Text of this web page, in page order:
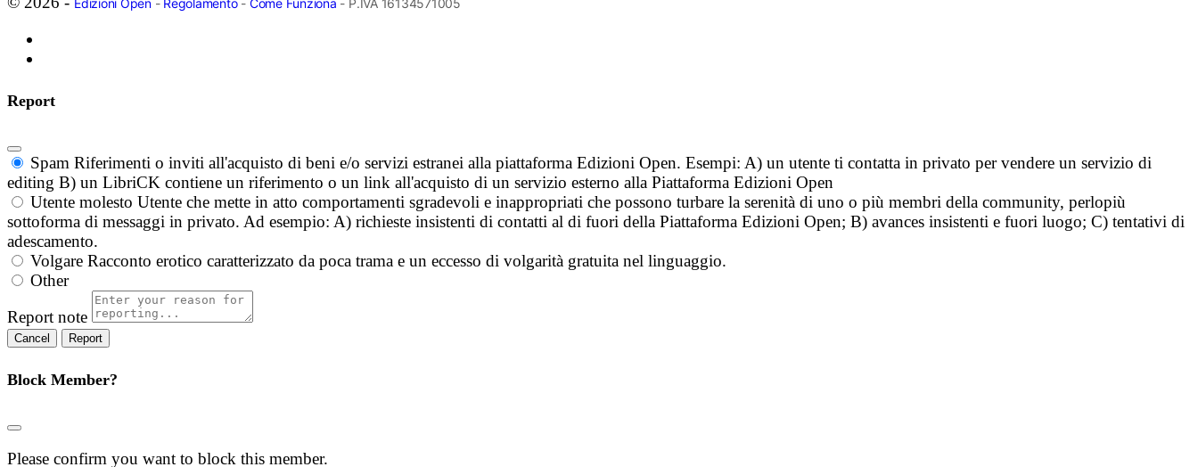
Edizioni Open- Regolamento- Come Funziona - P.IVA 16134571005
Report
Spam Riferimenti o inviti all'acquisto di beni e/o servizi estranei alla piattaforma Edizioni Open. Esempi: A) un utente ti contatta in privato per vendere un servizio di
editing B) un LibriCK contiene un riferimento o un link all'acquisto di un servizio esterno alla Piattaforma Edizioni Open
Utente molesto Utente che mette in atto comportamenti sgradevoli e inappropriati che possono turbare la serenità di uno o più membri della community, perlopiù
sottoforma di messaggi in privato. Ad esempio: A) richieste insistenti di contatti al di fuori della Piattaforma Edizioni Open; B) avances insistenti e fuori luogo; C) tentativi di
adescamento.
Volgare Racconto erotico caratterizzato da poca trama e un eccesso di volgarità gratuita nel linguaggio.
Other
Report note
Report
Block Member?
Please confirm you want to block this member.